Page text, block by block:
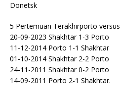
Donetsk
5 Pertemuan Terakhirporto versus
20-09-2023 Shakhtar 1-3 Porto
11-12-2014 Porto 1-1 Shakhtar
01-10-2014 Shakhtar 2-2 Porto
24-11-2011 Shakhtar 0-2 Porto
14-09-2011 Porto 2-1 Shakhtar.